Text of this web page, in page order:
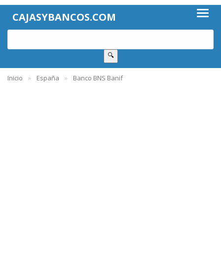
CAJASYBANCOS.COM
🔍
Inicio España Banco BNS Banif